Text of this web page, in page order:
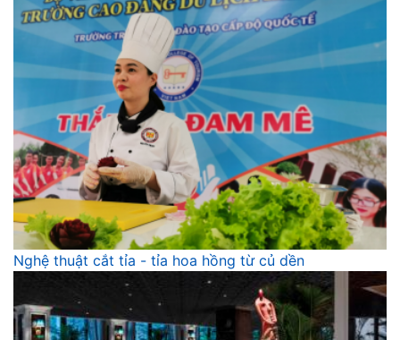
Nghệ thuật cắt tỉa - tỉa hoa hồng từ củ dền